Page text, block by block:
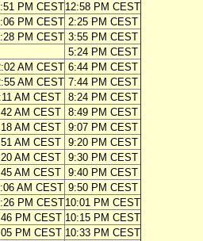
PM CEST12:58 PM CEST
PM CEST 2:25 PM CEST
PM CEST 3:55 PM CEST
5:24 PM CEST
AM CEST 6:44 PM CEST
AM CEST 7:44 PM CEST
AM CEST
8:24 PM CEST
AM CEST 8:49 PM CEST
AM CEST 9:07 PM CEST
AM CEST 9:20 PM CEST
AM CEST 9:30 PM CEST
AM CEST 9:40 PM CEST
AM CEST 9:50 PM CEST
PM CEST10:01 PM CEST
PM CEST 10:15 PM CEST
PM CEST 10:33 PM CEST